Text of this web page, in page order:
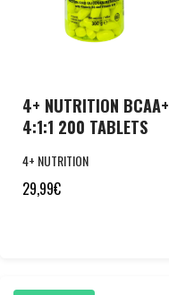
4+ NUTRITION BCAA+
4:1:1 200 TABLETS
4+ NUTRITION
29,99€